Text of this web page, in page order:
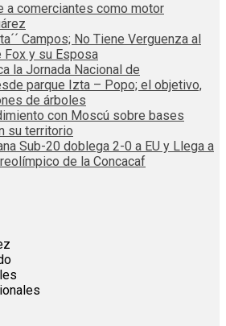
a comerciantes como motor
Campos; No Tiene Verguenza al
Fox y su Esposa
la Jornada Nacional de
parque Izta – Popo; el objetivo,
de árboles
con Moscú sobre bases
su territorio
Sub-20 doblega 2-0 a EU y Llega a
de la Concacaf